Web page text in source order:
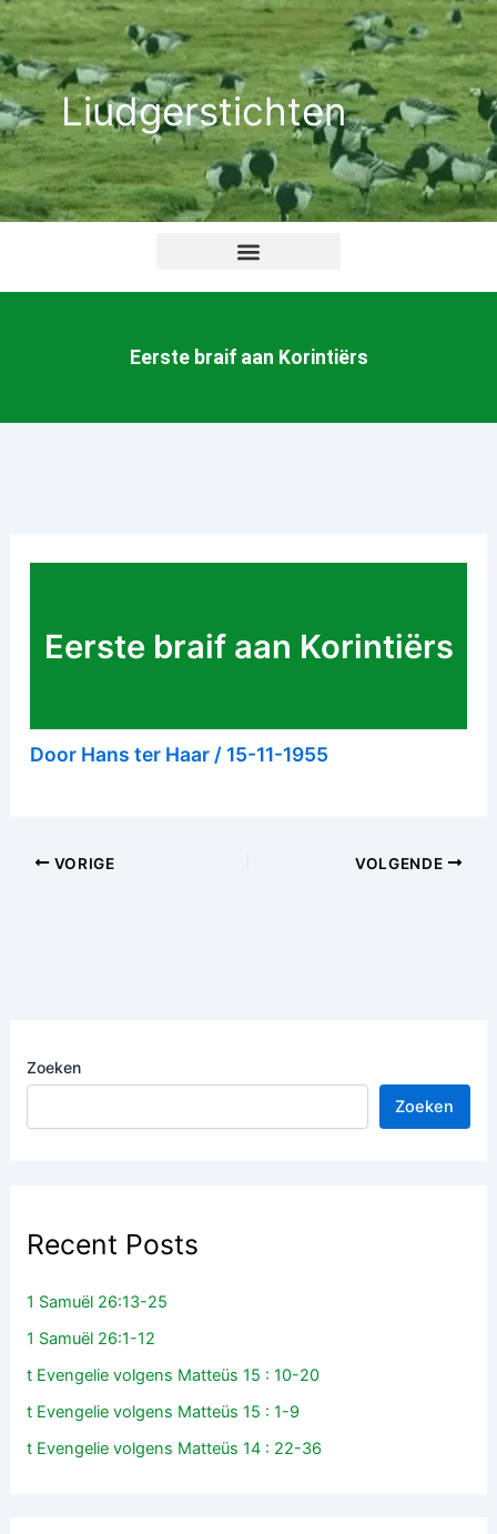
Ga
naar
de
inhoudLiudgerstichten
Eerste braif aan Korintiërs
Zoeken
Zoeken
Recent Posts
1 Samuël 26:13-25
1 Samuël 26:1-12
t Evengelie volgens Matteüs 15 : 10-20
t Evengelie volgens Matteüs 15 : 1-9
t Evengelie volgens Matteüs 14 : 22-36
Eerste braif aan Korintiërs
Door Hans ter Haar / 15-11-1955
VORIGE VOLGENDE